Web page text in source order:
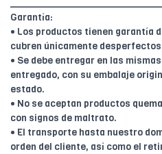
Garantía:
• Los productos tienen garantía
cubren únicamente
• Se debe entregar en las
entregado, con su embalaje
estado.
• No se aceptan productos
con signos de maltrato.
• El transporte hasta nuestro
orden del cliente, así como el